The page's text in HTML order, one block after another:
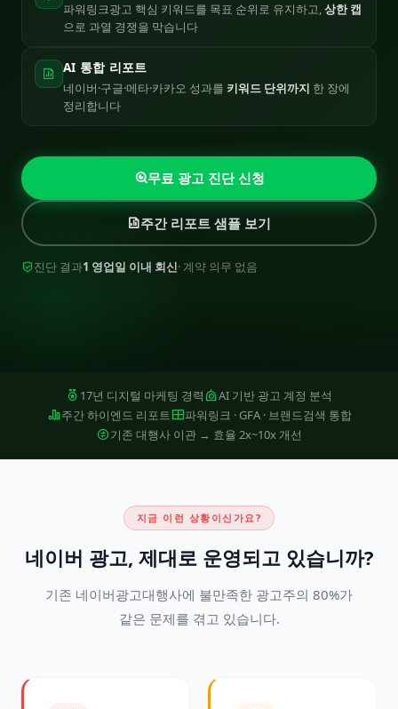
파워링크광고 핵심 키워드를 목표 순위로 유지하고,상한 캡
으로 과열 경쟁을 막습니다
AI 통합 리포트
네이버·구글·메타·카카오 성과를 키워드 단위까지 한 장에
정리합니다
무료 광고 진단 신청
주간 리포트 샘플 보기
진단 결과1 영업일 이내 회신· 계약 의무 없음
17년 디지털 마케팅 경력
AI 기반 광고 계정 분석
주간 하이엔드 리포트
파워링크 · GFA · 브랜드검색 통합
기존 대행사 이관 → 효율 2x~10x 개선
지금 이런 상황이신가요?
네이버 광고, 제대로 운영되고 있습니까?
기존 네이버광고대행사에 불만족한 광고주의 80%가
같은 문제를 겪고 있습니다.